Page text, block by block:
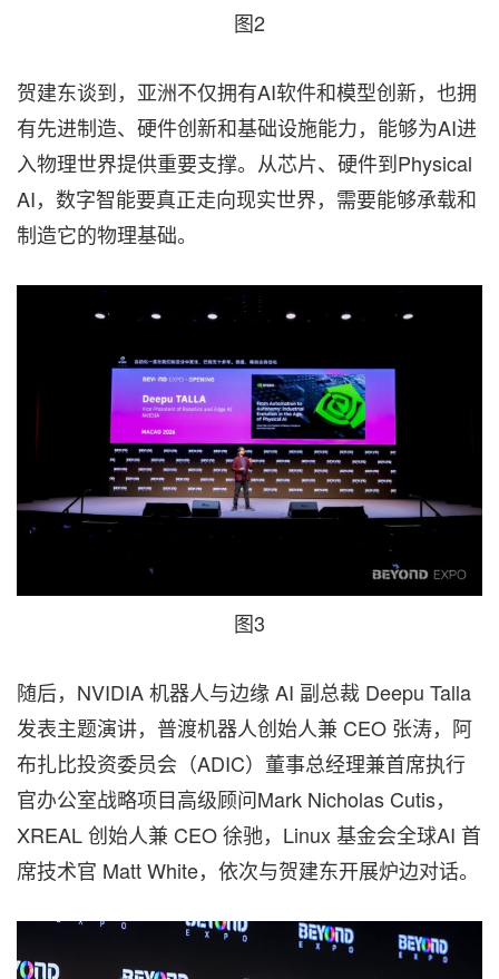
图2
贺建东谈到，亚洲不仅拥有AI软件和模型创新，也拥
有先进制造、硬件创新和基础设施能力，能够为AI进
入物理世界提供重要支撑。从芯片、硬件到Physical
AI，数字智能要真正走向现实世界，需要能够承载和
制造它的物理基础。
图3
随后，NVIDIA 机器人与边缘 AI 副总裁 Deepu Talla
发表主题演讲，普渡机器人创始人兼 CEO 张涛，阿
布扎比投资委员会（ADIC）董事总经理兼首席执行
官办公室战略项目高级顾问Mark Nicholas Cutis，
XREAL 创始人兼 CEO 徐驰，Linux 基金会全球AI 首
席技术官 Matt White，依次与贺建东开展炉边对话。